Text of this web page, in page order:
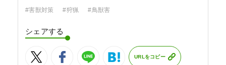
#害獣対策 #狩猟 #鳥獣害
シェアする
URLをコピー